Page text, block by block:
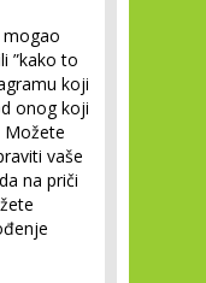
mogao
”kako to
koji
onog koji
vaše
na priči